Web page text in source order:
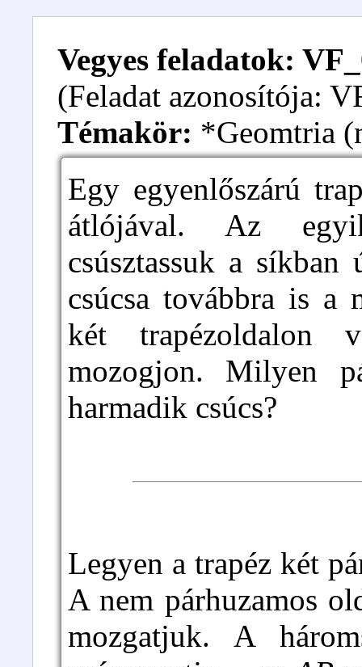
Vegyes feladatok:
(Feladat azonosítója:
Témakör: *Geomtria
Egy egyenlőszárú
átlójával. Az
csúsztassuk a
csúcsa továbbra is a
két trapézoldalon
mozogjon. Milyen
harmadik csúcs?
Legyen a trapéz két
A nem párhuzamos
mozgatjuk. A